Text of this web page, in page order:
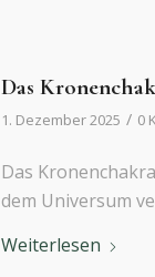
Das
1. Dezember 2025 / 0
Das
dem Universum
Weiterlesen